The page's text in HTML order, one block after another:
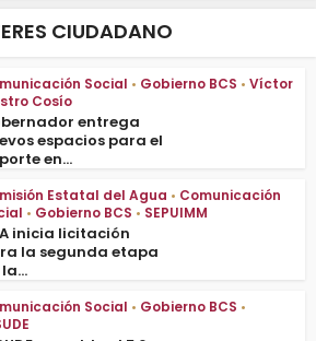
CIUDADANO
Social • Gobierno BCS • Víctor
Cosío
entrega
espacios para el
en...
Estatal del Agua • Comunicación
• Gobierno BCS • SEPUIMM
inicia licitación
la segunda etapa
Social • Gobierno BCS •